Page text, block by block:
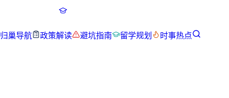
归巢导航 政策解读 避坑指南 留学规划 时事热点